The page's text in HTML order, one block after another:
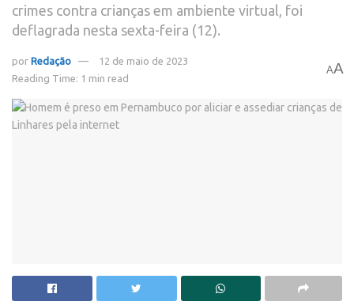
crimes contra crianças em ambiente virtual, foi
deflagrada nesta sexta-feira (12).
por Redação
12 de maio de 2023
Reading Time: 1 min read
AA